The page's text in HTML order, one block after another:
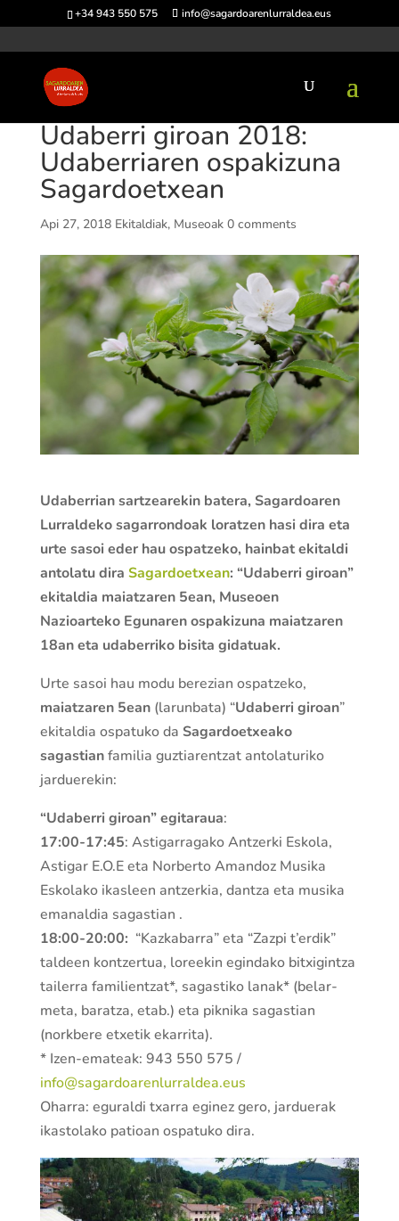
+34 943 550 575 info@sagardoarenlurraldea.eus
Udaberri giroan 2018:
Udaberriaren ospakizuna
Sagardoetxean
Api 27, 2018 Ekitaldiak, Museoak 0 comments
Udaberrian sartzearekin batera, Sagardoaren
Lurraldeko sagarrondoak loratzen hasi dira eta
urte sasoi eder hau ospatzeko, hainbat ekitaldi
antolatu dira Sagardoetxean: “Udaberri giroan”
ekitaldia maiatzaren 5ean, Museoen
Nazioarteko Egunaren ospakizuna maiatzaren
18an eta udaberriko bisita gidatuak.
Urte sasoi hau modu berezian ospatzeko,
maiatzaren 5ean(larunbata) “Udaberri giroan”
ekitaldia ospatuko da Sagardoetxeako
sagastianfamilia guztiarentzat antolaturiko
jarduerekin:
“Udaberri giroan” egitaraua:
17:00-17:45: Astigarragako Antzerki Eskola,
Astigar E.O.E eta Norberto Amandoz Musika
Eskolako ikasleen antzerkia, dantza eta musika
emanaldia sagastian .
18:00-20:00: “Kazkabarra” eta “Zazpi t’erdik”
taldeen kontzertua, loreekin egindako bitxigintza
tailerra familientzat*, sagastiko lanak* (belar-
meta, baratza, etab.) eta piknika sagastian
(norkbere etxetik ekarrita).
* Izen-emateak: 943 550 575 /
info@sagardoarenlurraldea.eus
Oharra: eguraldi txarra eginez gero, jarduerak
ikastolako patioan ospatuko dira.